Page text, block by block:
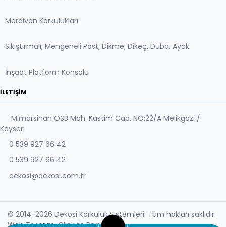
Merdiven Korkulukları
Sıkıştırmalı, Mengeneli Post, Dikme, Dikeç, Duba, Ayak
İnşaat Platform Konsolu
İLETIŞIM
Mimarsinan OSB Mah. Kastim Cad. NO:22/A Melikgazi /
Kayseri
0 539 927 66 42
0 539 927 66 42
dekosi@dekosi.com.tr
© 2014-2026 Dekosi Korkuluk Sistemleri. Tüm hakları saklıdır.
Web Tasarım: Click to Peak